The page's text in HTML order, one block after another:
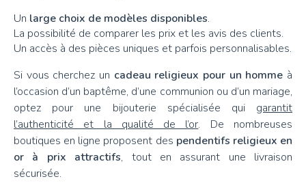
Un large choix de modèles disponibles.
La possibilité de comparer les prix et les avis des clients.
Un accès à des pièces uniques et parfois personnalisables.
Si vous cherchez un cadeau religieux pour un homme à
l’occasion d’un baptême, d’une communion ou d’un mariage,
optez pour une bijouterie spécialisée qui garantit
l’authenticité et la qualité de l’or. De nombreuses
boutiques en ligne proposent des pendentifs religieux en
or à prix attractifs, tout en assurant une livraison
sécurisée.